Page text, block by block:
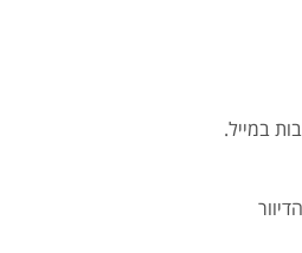
במייל.